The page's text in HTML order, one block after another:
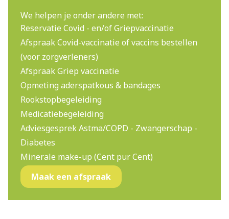
We helpen je onder andere met:
Reservatie Covid - en/of Griepvaccinatie
Afspraak Covid-vaccinatie of vaccins bestellen
(voor zorgverleners)
Afspraak Griep vaccinatie
Opmeting aderspatkous & bandages
Rookstopbegeleiding
Medicatiebegeleiding
Adviesgesprek Astma/COPD - Zwangerschap -
Diabetes
Minerale make-up (Cent pur Cent)
Maak een afspraak